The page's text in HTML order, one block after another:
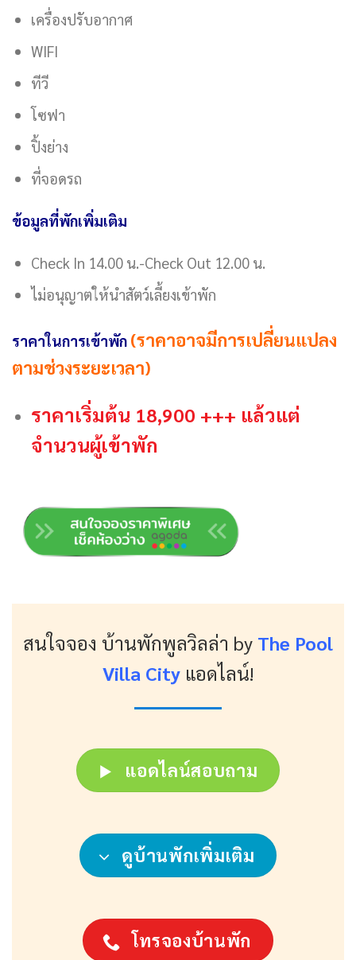
เครื่องปรับอากาศ
WIFI
ทีวี
โซฟา
ปิ้งย่าง
ที่จอดรถ
ข้อมูลที่พักเพิ่มเติม
Check In 14.00 น.-Check Out 12.00 น.
ไม่อนุญาตให้นำสัตว์เลี้ยงเข้าพัก
ราคาในการเข้าพัก (ราคาอาจมีการเปลี่ยนแปลง
ตามช่วงระยะเวลา)
ราคาเริ่มต้น 18,900 +++ แล้วแต่
จำนวนผู้เข้าพัก
สนใจจอง บ้านพักพูลวิลล่า by The Pool
Villa City แอดไลน์!
แอดไลน์สอบถาม
ดูบ้านพักเพิ่มเติม
โทรจองบ้านพัก